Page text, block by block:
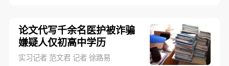
论文代写千余名医护被诈骗
嫌疑人仅初高中学历
实习记者 范文君 记者 徐路易